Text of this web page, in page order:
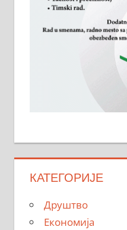
КАТЕГОРИЈЕ
Друштво
Економија